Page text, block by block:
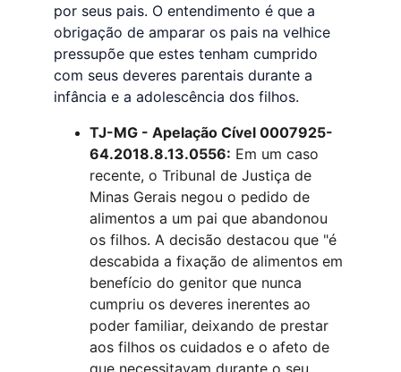
por seus pais. O entendimento é que a
obrigação de amparar os pais na velhice
pressupõe que estes tenham cumprido
com seus deveres parentais durante a
infância e a adolescência dos filhos.
TJ-MG - Apelação Cível 0007925-
64.2018.8.13.0556: Em um caso
recente, o Tribunal de Justiça de
Minas Gerais negou o pedido de
alimentos a um pai que abandonou
os filhos. A decisão destacou que "é
descabida a fixação de alimentos em
benefício do genitor que nunca
cumpriu os deveres inerentes ao
poder familiar, deixando de prestar
aos filhos os cuidados e o afeto de
que necessitavam durante o seu